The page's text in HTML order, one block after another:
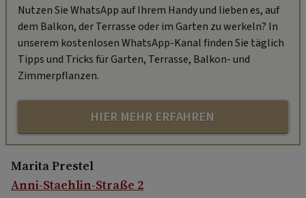
Nutzen Sie WhatsApp auf Ihrem Handy und lieben es, auf
dem Balkon, der Terrasse oder im Garten zu werkeln? In
unserem kostenlosen WhatsApp-Kanal finden Sie täglich
Tipps und Tricks für Garten, Terrasse, Balkon- und
Zimmerpflanzen.
HIER MEHR ERFAHREN
Marita Prestel
Anni-Staehlin-Straße 2